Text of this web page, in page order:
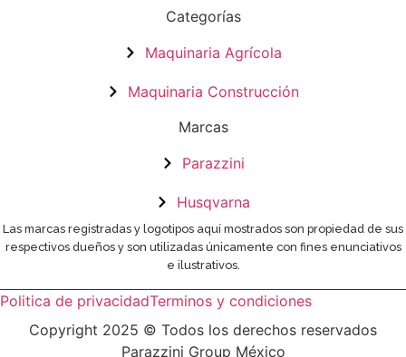
Categorías
Maquinaria Agrícola
Maquinaria Construcción
Marcas
Parazzini
Husqvarna
Las marcas registradas y logotipos aquí mostrados son propiedad de sus
respectivos dueños y son utilizadas únicamente con fines enunciativos
e ilustrativos.
Politica de privacidadTerminos y condiciones
Copyright 2025 © Todos los derechos reservados
Parazzini Group México